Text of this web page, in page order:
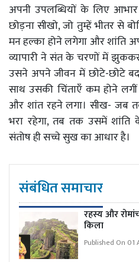
अपनी उपलब्धियों के लिए
छोड़ना सीखो, जो तुम्हें भीतर से
मन हल्का होने लगेगा और शांति
व्यापारी ने संत के चरणों में
उसने अपने जीवन में छोटे-छोटे
साथ उसकी चिंताएँ कम होने
और शांत रहने लगा। सीख- जब
भरा रहेगा, तब तक उसमें शांति
संतोष ही सच्चे सुख का आधार है।
संबंधित समाचार
रहस्य और
किला
Published On 01